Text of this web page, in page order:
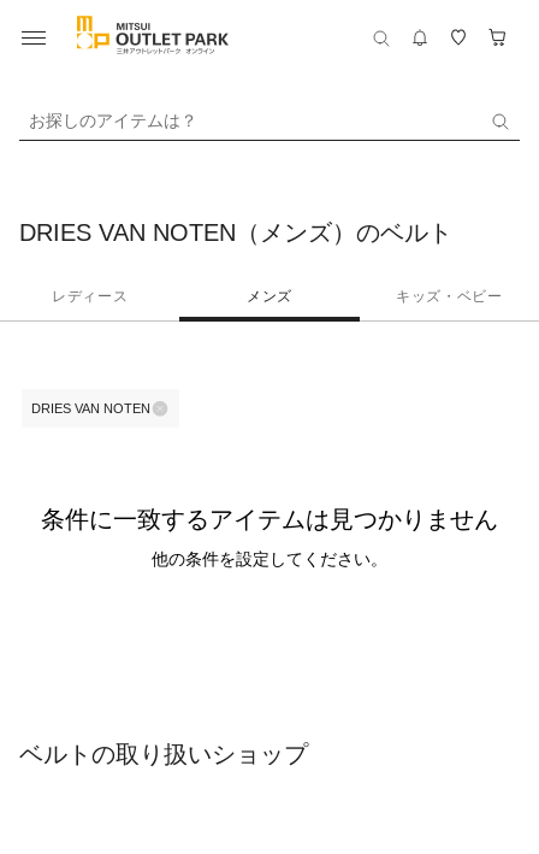
お探しのアイテムは？
DRIES VAN NOTEN（メンズ）のベルト
レディース メンズ キッズ・ベビー
DRIES VAN NOTEN
条件に一致するアイテムは見つかりません
他の条件を設定してください。
ベルトの取り扱いショップ